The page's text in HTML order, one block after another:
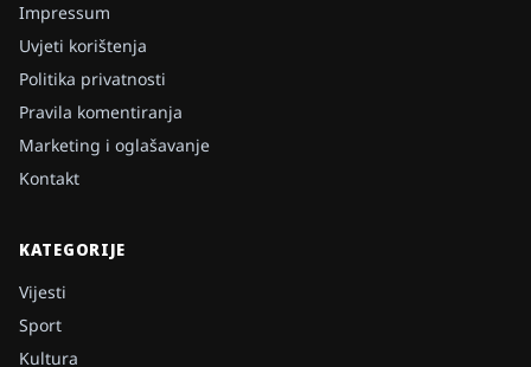
Impressum
Uvjeti korištenja
Politika privatnosti
Pravila komentiranja
Marketing i oglašavanje
Kontakt
KATEGORIJE
Vijesti
Sport
Kultura